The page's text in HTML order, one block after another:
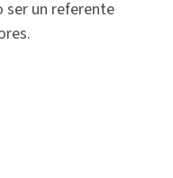
ser un referente